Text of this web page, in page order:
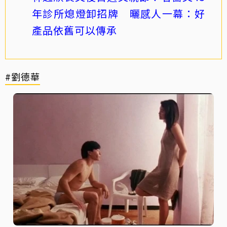
年診所熄燈卸招牌 曬感人一幕：好
產品依舊可以傳承
#劉德華